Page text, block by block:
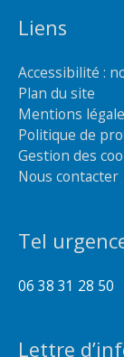
Liens
Accessibilité :
Plan du site
Mentions
Politique de
Gestion des
Nous contacter
Tel
06 38 31 28 50
Lettre